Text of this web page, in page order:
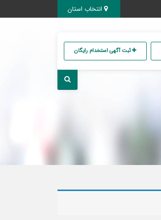
ثبت آگهی استخدام رایگان